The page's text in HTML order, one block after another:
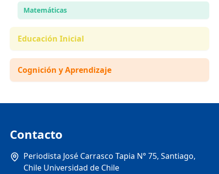
Matemáticas
Educación Inicial
Cognición y Aprendizaje
Contacto
Periodista José Carrasco Tapia N° 75, Santiago,
Chile Universidad de Chile